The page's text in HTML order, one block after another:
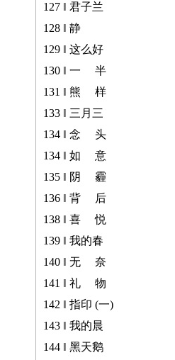
127 ‖ 君子兰
128 ‖ 静
129 ‖ 这么好
130 ‖ 一 半
131 ‖ 熊 样
133 ‖ 三月三
134 ‖ 念 头
134 ‖ 如 意
135 ‖ 阴 霾
136 ‖ 背 后
138 ‖ 喜 悦
139 ‖ 我的春
140 ‖ 无 奈
141 ‖ 礼 物
142 ‖ 指印 (一)
143 ‖ 我的晨
144 ‖ 黑天鹅